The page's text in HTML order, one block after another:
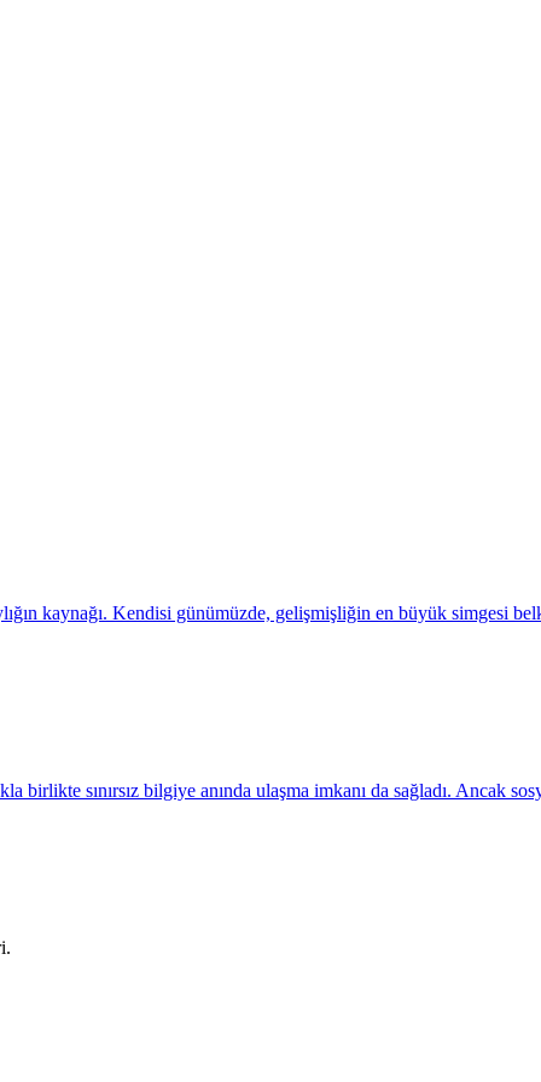
kaynağı. Kendisi günümüzde, gelişmişliğin en büyük simgesi
birlikte sınırsız bilgiye anında ulaşma imkanı da sağladı.